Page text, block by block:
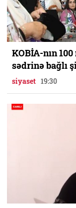
KOBİA-nın
sədrinə bağlı
siyaset 19:30